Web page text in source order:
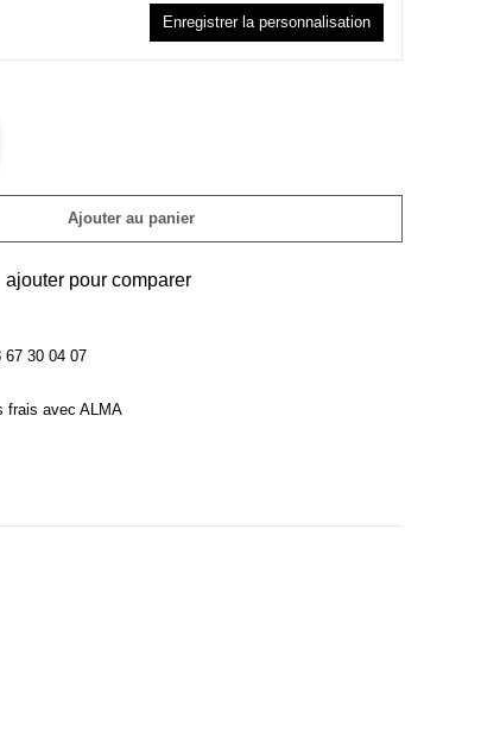
Enregistrer la personnalisation
Ajouter au panier
ajouter pour comparer
67 30 04 07
frais avec ALMA